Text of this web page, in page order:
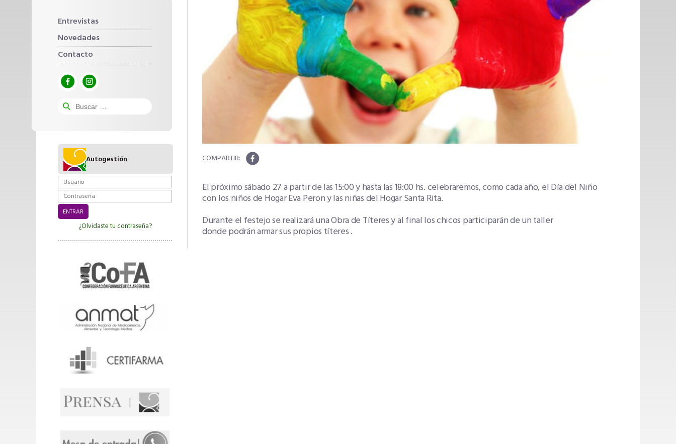
Entrevistas
Novedades
Contacto
Autogestión
¿Olvidaste tu contraseña?
El próximo sábado 27 a partir de las 15:00 y hasta las 18:00 hs. celebraremos, como cada año, el Día del Niño
con los niños de Hogar Eva Peron y las niñas del Hogar Santa Rita.
Durante el festejo se realizará una Obra de Títeres y al final los chicos participarán de un taller
donde podrán armar sus propios títeres .